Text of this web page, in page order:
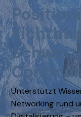
sichtbar
Unterstützt
Networking rund